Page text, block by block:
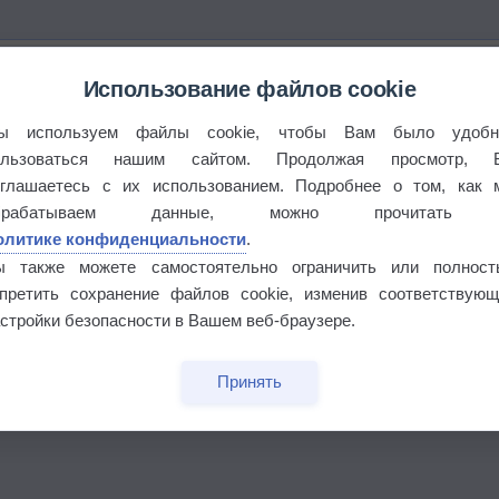
дождь
Использование файлов cookie
используем файлы cookie, чтобы Вам было
нашим сайтом. Продолжая просмотр,
с их использованием. Подробнее о том, как
данные, можно прочитать
конфиденциальности.
также можете самостоятельно ограничить или
сохранение файлов cookie, изменив
безопасности в Вашем веб-браузере.
Принять